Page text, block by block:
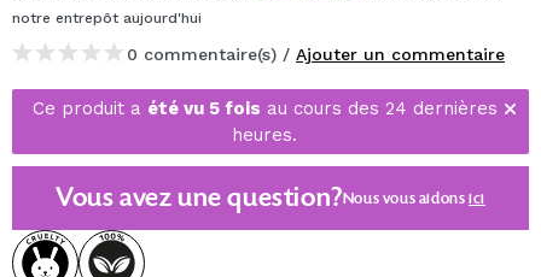
notre entrepôt aujourd'hui
0 commentaire(s) / Ajouter un commentaire
Ce produit a été vu 5 fois au cours des 24 dernières
heures.
Vous avez une question?Nous vous aidonsici